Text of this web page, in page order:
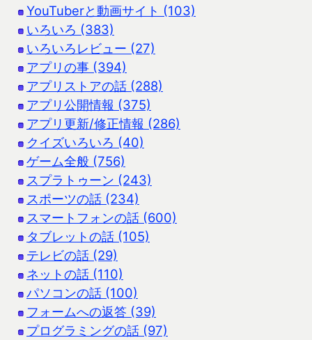
YouTuberと動画サイト (103)
いろいろ (383)
いろいろレビュー (27)
アプリの事 (394)
アプリストアの話 (288)
アプリ公開情報 (375)
アプリ更新/修正情報 (286)
クイズいろいろ (40)
ゲーム全般 (756)
スプラトゥーン (243)
スポーツの話 (234)
スマートフォンの話 (600)
タブレットの話 (105)
テレビの話 (29)
ネットの話 (110)
パソコンの話 (100)
フォームへの返答 (39)
プログラミングの話 (97)